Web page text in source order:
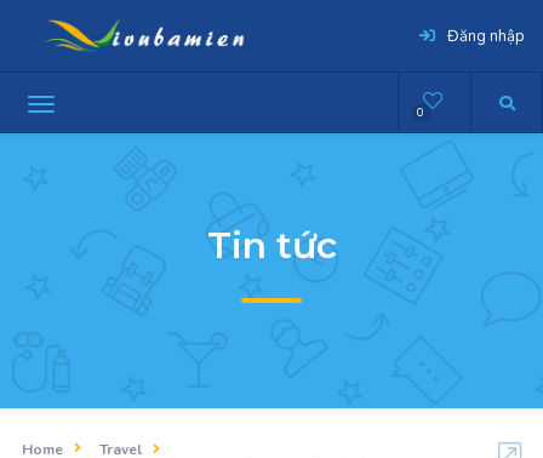
Đăng nhập
0
Tin tức
Home
Travel